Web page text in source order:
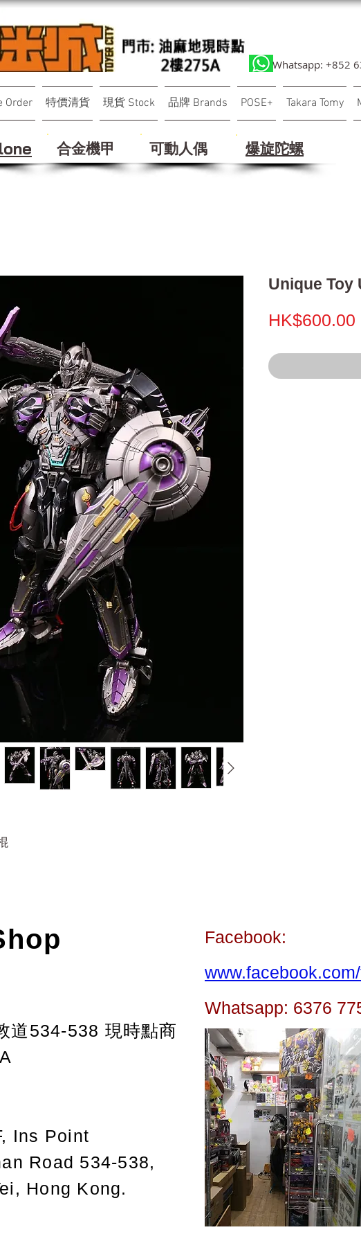
Whatsapp: +852
Order 特價清貨 現貨 Stock 品牌 Brands POSE+ Takara Tomy
合金機甲 可動人偶 ​爆旋陀螺
Unique Toy
HK$600.00
道534-538 現時點商
Ins Point
Road 534-538,
Hong Kong.
Facebook:
Whatsapp: 6376